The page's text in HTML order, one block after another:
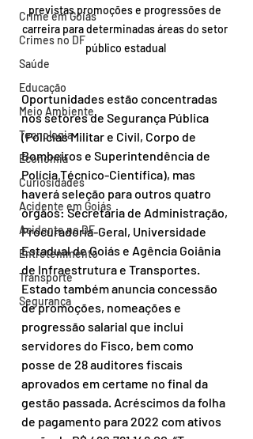
Crime em Goiás
Crimes no DF
Saúde
Educação
Meio Ambiente
Tecnologia
Economia
Curiosidades
Acidente em Goiás
Acidente no DF
Entretenimento
Transporte
Segurança
previstas promoções e progressões de
carreira para determinadas áreas do setor
público estadual
Oportunidades estão concentradas
nos setores de Segurança Pública
(Polícias Militar e Civil, Corpo de
Bombeiros e Superintendência de
Polícia Técnico-Científica), mas
haverá seleção para outros quatro
órgãos: Secretaria de Administração,
Procuradoria-Geral, Universidade
Estadual de Goiás e Agência Goiânia
de Infraestrutura e Transportes.
Estado também anuncia concessão
de promoções, nomeações e
progressão salarial que inclui
servidores do Fisco, bem como
posse de 28 auditores fiscais
aprovados em certame no final da
gestão passada. Acréscimos da folha
de pagamento para 2022 com ativos